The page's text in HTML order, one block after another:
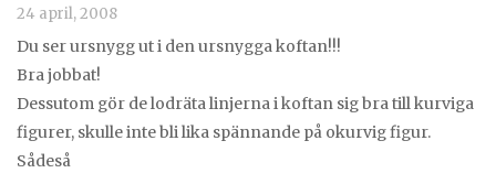
24 april, 2008
Du ser ursnygg ut i den ursnygga koftan!!!
Bra jobbat!
Dessutom gör de lodräta linjerna i koftan sig bra till kurviga
figurer, skulle inte bli lika spännande på okurvig figur.
Sådeså